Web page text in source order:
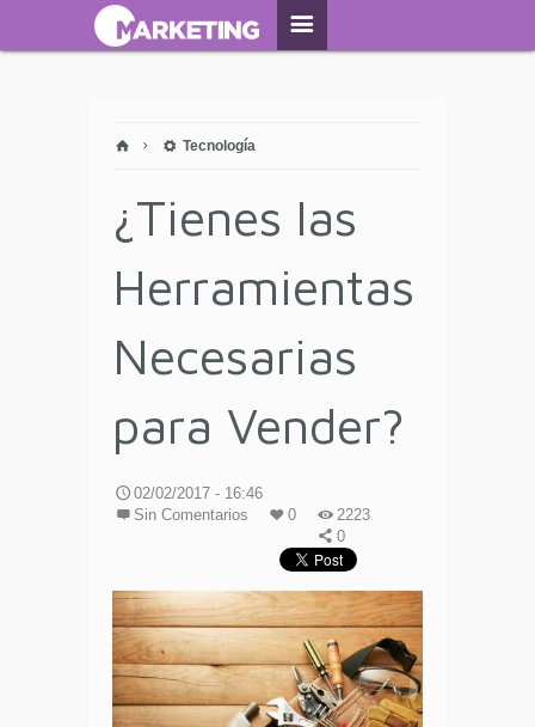
Tecnología
¿Tienes las
Herramientas
Necesarias
para Vender?
02/02/2017 - 16:46
Sin Comentarios
0
2223
0